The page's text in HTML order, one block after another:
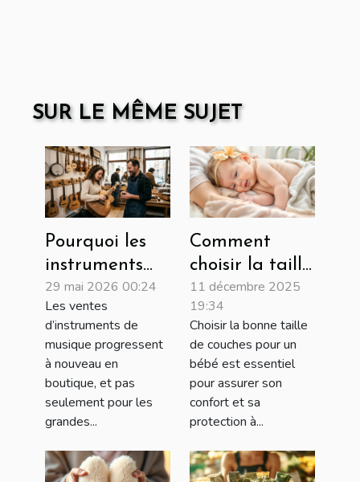
SUR LE MÊME SUJET
Pourquoi les
instruments
artisanaux
connaissent un
regain en
boutique
physique
29 mai 2026 00:24
Les ventes
d’instruments de
musique progressent
à nouveau en
boutique, et pas
seulement pour les
grandes...
Comment
choisir la taille
de couches
adaptée à
chaque phase
de croissance
de votre bébé?
11 décembre 2025
19:34
Choisir la bonne taille
de couches pour un
bébé est essentiel
pour assurer son
confort et sa
protection à...